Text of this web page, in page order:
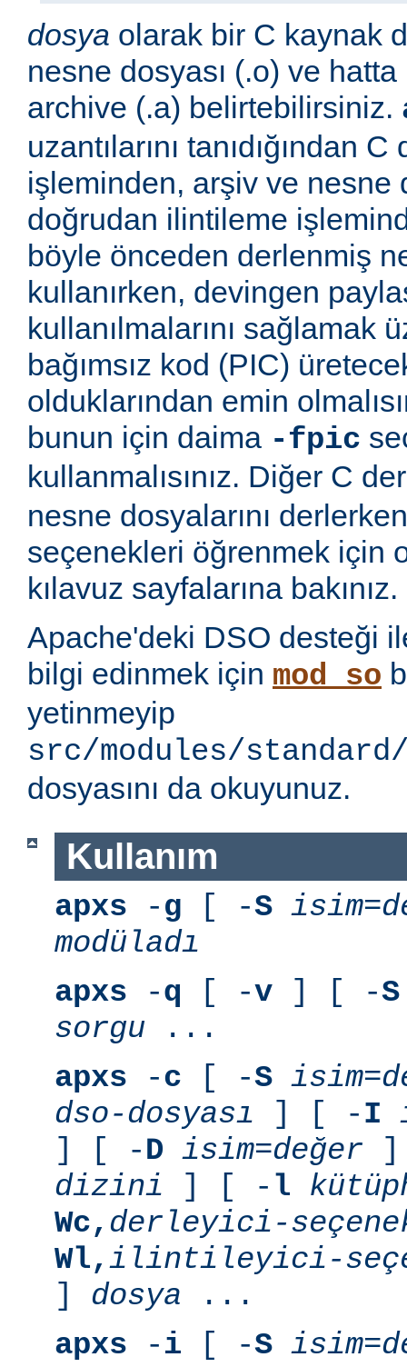
dosya olarak bir C kaynak
nesne dosyası (.o) ve
archive (.a) belirtebilirsiniz.
uzantılarını tanıdığından
işleminden, arşiv ve nesne
doğrudan ilintileme
böyle önceden derlenmiş
kullanırken, devingen
kullanılmalarını sağlamak
bağımsız kod (PIC)
olduklarından emin
bunun için daima -fpic
kullanmalısınız. Diğer C
nesne dosyalarını
seçenekleri öğrenmek için
kılavuz sayfalarına bakınız.
Apache'deki DSO desteği
bilgi edinmek için mod_so
yetinmeyip
src/modules/standard/
dosyasını da okuyunuz.
Kullanım
apxs -g [ -S
modüladı
apxs -q [ -v ] [ -S
sorgu ...
apxs -c [ -S
dso-dosyası ] [ -I
] [ -D isim=değer ]
dizini ] [ - l
Wc, derleyici-
Wl,ilintileyici-
] dosya ...
apxs -i [ -S